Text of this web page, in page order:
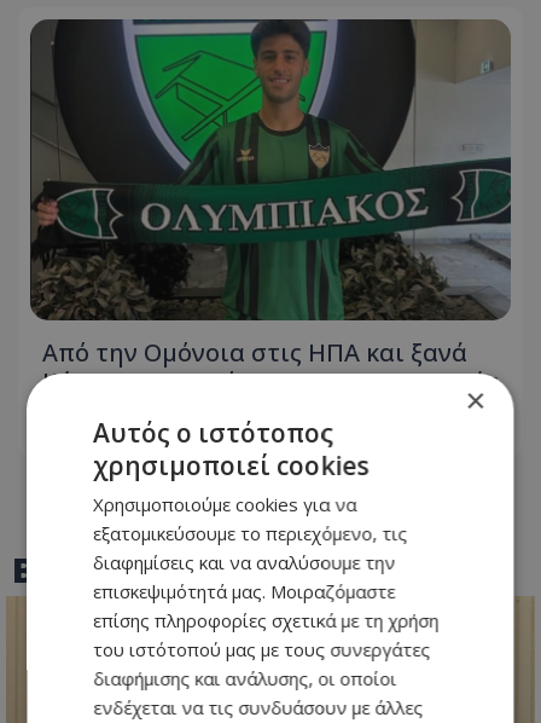
Από την Ομόνοια στις ΗΠΑ και ξανά
Κύπρο! Η ανακοίνωση της μεταγραφής
06.08.2026 - 16:01
BEST OFTOTHEMAONLINE
×
Αυτός ο ιστότοπος
χρησιμοποιεί cookies
Χρησιμοποιούμε cookies για να
εξατομικεύσουμε το περιεχόμενο, τις
διαφημίσεις και να αναλύσουμε την
επισκεψιμότητά μας. Μοιραζόμαστε
επίσης πληροφορίες σχετικά με τη χρήση
του ιστότοπού μας με τους συνεργάτες
διαφήμισης και ανάλυσης, οι οποίοι
ενδέχεται να τις συνδυάσουν με άλλες